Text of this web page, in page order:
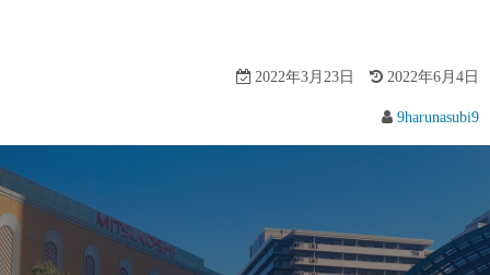
2022年3月23日 2022年6月4日
9harunasubi9